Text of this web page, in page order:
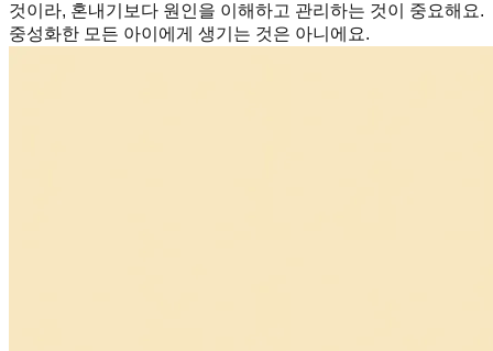
것이라, 혼내기보다 원인을 이해하고 관리하는 것이 중요해요.
중성화한 모든 아이에게 생기는 것은 아니에요.